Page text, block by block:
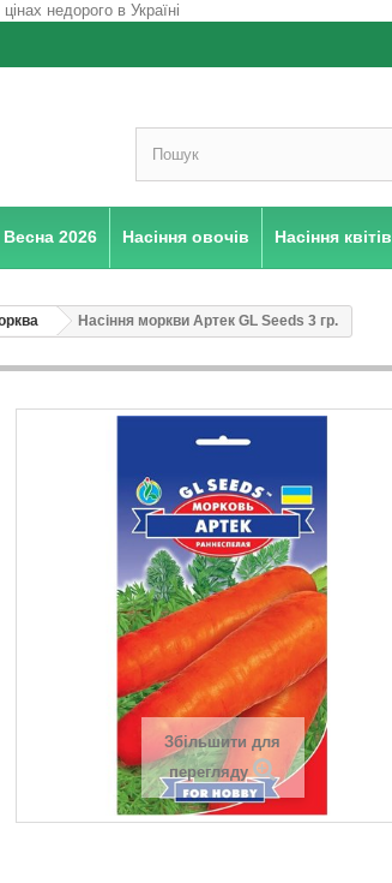
Весна 2026 Насіння овочів Насіння квітів
Насіння моркви Артек GL Seeds 3 гр.
Збільшити для
перегляду